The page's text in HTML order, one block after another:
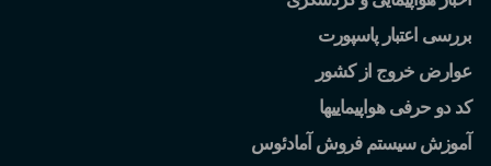
بررسی اعتبار پاسپورت
عوارض خروج از کشور
کد دو حرفی هواپیماییها
آموزش سیستم فروش آمادئوس